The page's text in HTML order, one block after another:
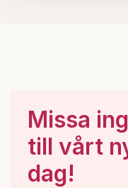
Missa
till vårt
dag!